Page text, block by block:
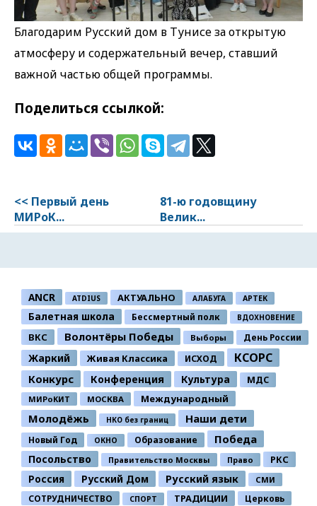
Благодарим Русский дом в Тунисе за открытую
атмосферу и содержательный вечер, ставший
важной частью общей программы.
Поделиться ссылкой:
<< Первый день
МИРоК...
81-ю годовщину
Велик...
ANCR ATDIUS АКТУАЛЬНО АЛАБУГА АРТЕК
Балетная школа Бессмертный полк ВДОХНОВЕНИЕ
ВКС Волонтёры Победы Выборы День России
Жаркий Живая Классика ИСХОД КСОРС
Конкурс Конференция Культура МДС
МИРоКИТ МОСКВА Международный
Молодёжь НКО без границ Наши дети
Новый Год ОКНО Образование Победа
Посольство Правительство Москвы Право РКС
Россия Русский Дом Русский язык СМИ
СОТРУДНИЧЕСТВО СПОРТ ТРАДИЦИИ Церковь